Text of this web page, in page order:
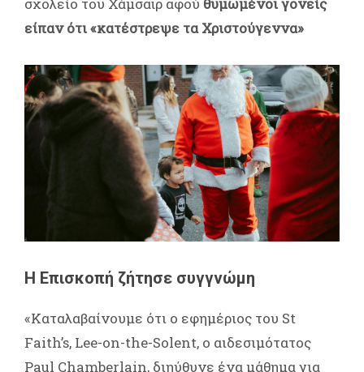
είπαν ότι «κατέστρεψε τα Χριστούγεννα»
Η Επισκοπή ζήτησε συγγνώμη
«Καταλαβαίνουμε ότι ο εφημέριος του St
Faith’s, Lee-on-the-Solent, ο αιδεσιμότατος
Paul Chamberlain, διηύθυνε ένα μάθημα για